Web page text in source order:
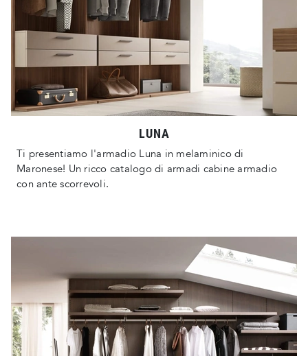
LUNA
Ti presentiamo l'armadio Luna in melaminico di
Maronese! Un ricco catalogo di armadi cabine armadio
con ante scorrevoli.